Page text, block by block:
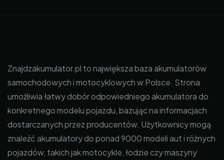
Znajdzakumulator.pl to największa baza akumulatorów
samochodowych i motocyklowych w Polsce. Strona
umożliwia łatwy dobór odpowiedniego akumulatora do
konkretnego modelu pojazdu, bazując na informacjach
dostarczanych przez producentów. Użytkownicy mogą
znaleźć akumulatory do ponad 9000 modeli aut i różnych
pojazdów, takich jak motocykle, łodzie czy maszyny